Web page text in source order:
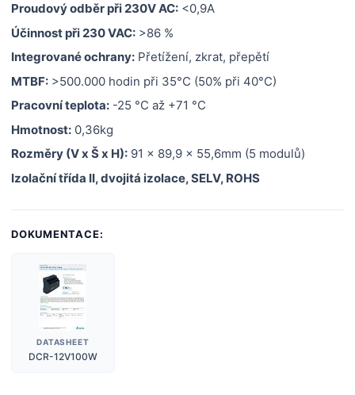
Proudový odběr při 230V AC: <0,9A
Účinnost při 230 VAC: >86 %
Integrované ochrany: Přetížení, zkrat, přepětí
MTBF: >500.000 hodin při 35°C (50% při 40°C)
Pracovní teplota: -25 °C až +71 °C
Hmotnost: 0,36kg
Rozměry (V x Š x H): 91 x 89,9 x 55,6mm (5 modulů)
Izolační třída II, dvojitá izolace, SELV, ROHS
DOKUMENTACE:
DATASHEET
DCR-12V100W